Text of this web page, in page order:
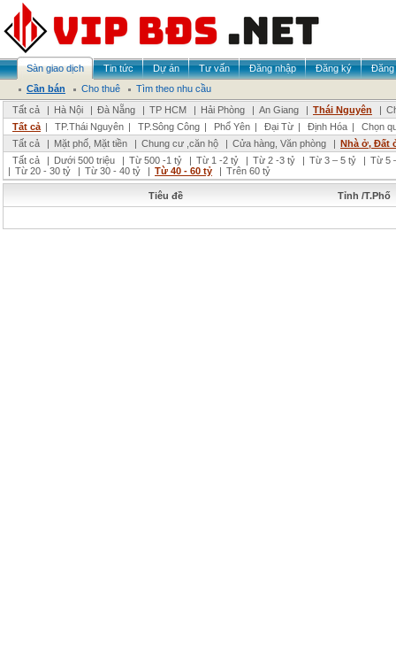
Sàn giao dịch Tin tức Dự án Tư vấn Đăng nhập Đăng ký
Đăng
Cần bán
Cho thuê
Tìm theo nhu cầu
Tất cả
| Hà Nội | Đà Nẵng | TP HCM | Hải Phòng | An Giang | Thái Nguyên |
Tất cả | TP.Thái Nguyên | TP.Sông Công | Phổ Yên | Đại Từ | Định Hóa |
Chọn
Tất cả
| Mặt phố, Mặt tiền | Chung cư ,căn hộ | Cửa hàng, Văn phòng | Nhà ở, Đất
Tất cả
| Dưới 500 triệu | Từ 500 -1 tỷ | Từ 1 -2 tỷ | Từ 2 -3 tỷ | Từ 3 – 5 tỷ | Từ 5
| Từ 20 - 30 tỷ | Từ 30 - 40 tỷ | Từ 40 - 60 tỷ | Trên 60 tỷ
Tiêu đề Tỉnh /T.Phố